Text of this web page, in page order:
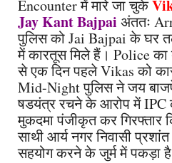
Encounter में मारे जा चुके
Jay Kant Bajpai अंततः
पुलिस को Jai Bajpai के घर
में कारतूस मिले हैं। Police का
से एक दिन पहले Vikas को
Mid-Night पुलिस ने जय
षडयंत्र रचने के आरोप में IPC
मुकदमा पंजीकृत कर
साथी आर्य नगर निवासी
सहयोग करने के जुर्म में पकड़ा